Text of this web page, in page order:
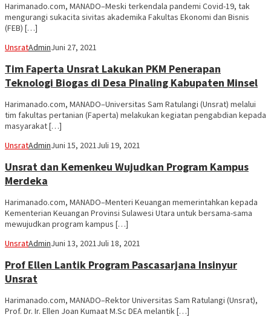
Harimanado.com, MANADO–Meski terkendala pandemi Covid-19, tak
mengurangi sukacita sivitas akademika Fakultas Ekonomi dan Bisnis
(FEB) […]
UnsratAdminJuni 27, 2021
Tim Faperta Unsrat Lakukan PKM Penerapan
Teknologi Biogas di Desa Pinaling Kabupaten Minsel
Harimanado.com, MANADO–Universitas Sam Ratulangi (Unsrat) melalui
tim fakultas pertanian (Faperta) melakukan kegiatan pengabdian kepada
masyarakat […]
UnsratAdminJuni 15, 2021Juli 19, 2021
Unsrat dan Kemenkeu Wujudkan Program Kampus
Merdeka
Harimanado.com, MANADO–Menteri Keuangan memerintahkan kepada
Kementerian Keuangan Provinsi Sulawesi Utara untuk bersama-sama
mewujudkan program kampus […]
UnsratAdminJuni 13, 2021Juli 18, 2021
Prof Ellen Lantik Program Pascasarjana Insinyur
Unsrat
Harimanado.com, MANADO–Rektor Universitas Sam Ratulangi (Unsrat),
Prof. Dr. Ir. Ellen Joan Kumaat M.Sc DEA melantik […]